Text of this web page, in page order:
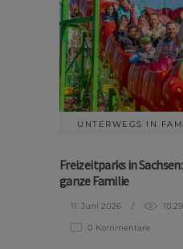
UNTERWEGS IN
Freizeitparks in
ganze Familie
11. Juni 2026
0 Kommentare